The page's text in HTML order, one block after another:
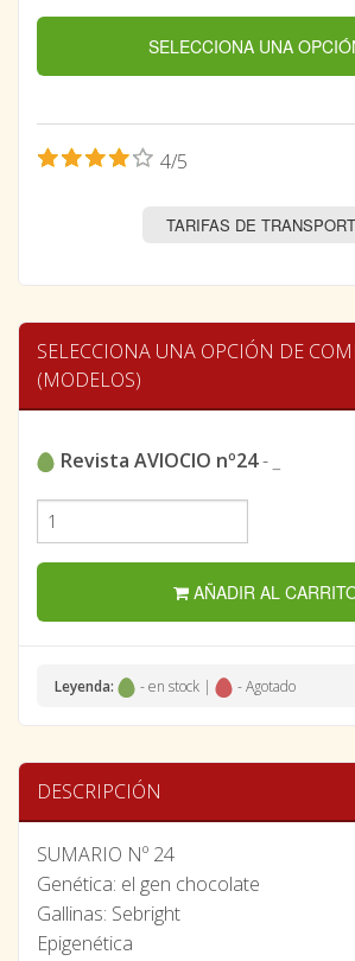
SELECCIONA UNA
4/5
TARIFAS DE
SELECCIONA UNA OPCIÓN DE
(MODELOS)
Revista AVIOCIO nº24-
AÑADIR AL
Leyenda: - en stock | - Agotado
DESCRIPCIÓN
SUMARIO Nº 24
Genética: el gen chocolate
Gallinas: Sebright
Epigenética